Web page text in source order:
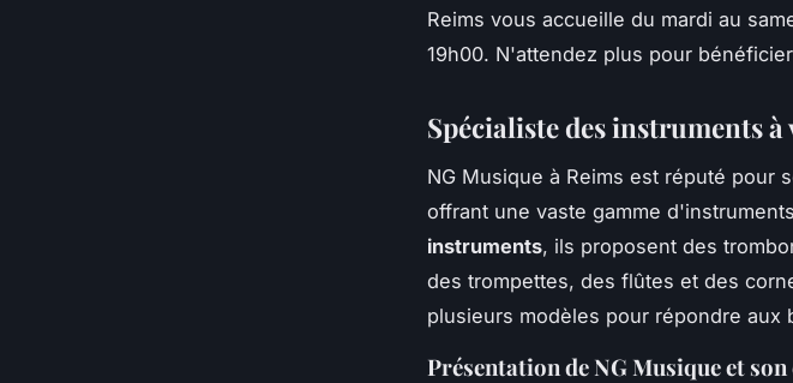
Reims vous accueille du mardi au
19h00. N'attendez plus pour
Spécialiste des instruments à
NG Musique à Reims est réputé pour
offrant une vaste gamme
instruments, ils proposent des
des trompettes, des flûtes et des
plusieurs modèles pour répondre
Présentation de NG Musique et